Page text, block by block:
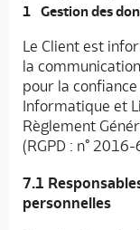
Gestion des
Le Client est
la
pour la
Informatique et
Règlement
(RGPD : n° 2016-
7.1
personnelles